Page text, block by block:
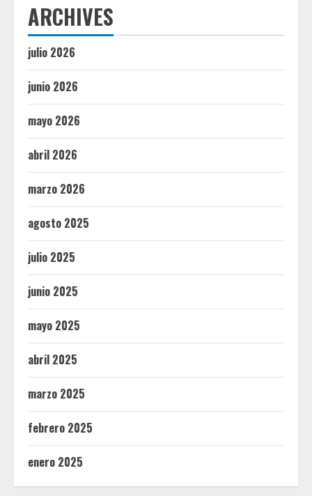
ARCHIVES
julio 2026
junio 2026
mayo 2026
abril 2026
marzo 2026
agosto 2025
julio 2025
junio 2025
mayo 2025
abril 2025
marzo 2025
febrero 2025
enero 2025